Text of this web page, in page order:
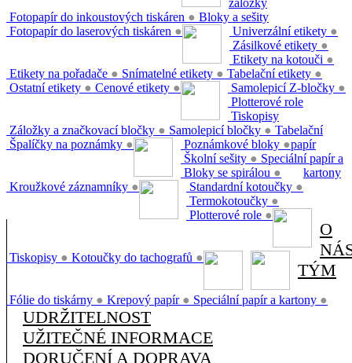
Fotopapír do inkoustových tiskáren ●
Fotopapír do laserových tiskáren ● Univerzální etikety ●
Zásilkové etikety ●
Etikety na kotouči ●
Etikety na pořadače ● Snímatelné etikety ● Tabelační etikety ●
Ostatní etikety ● Cenové etikety ●
záložky
Samolepicí Z-bločky ●
Záložky a značkovací bločky ● Samolepicí bločky ●
Špalíčky na poznámky ●
Bloky a sešity
Poznámkové bloky ●
Školní sešity ●
Bloky se spirálou ●
Kroužkové záznamníky ●
Plotterové role
Standardní kotoučky ●
Termokotoučky ●
Plotterové role ●
Tiskopisy
Tiskopisy ● Kotoučky do tachografů ●
Tabelační
papír
Speciální papír a
kartony
Fólie do tiskárny ● Krepový papír ● Speciální papír a kartony ●
O
TÝM
UDRŽITELNOST
UŽITEČNÉ INFORMACE
DORUČENÍ A DOPRAVA